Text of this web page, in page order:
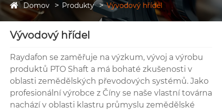
Domov Produkty Vývodový hřídel
Vývodový hřídel
Raydafon se zaměřuje na výzkum, vývoj a výrobu
produktů PTO Shaft a má bohaté zkušenosti v
oblasti zemědělských převodových systémů. Jako
profesionální výrobce z Číny se naše vlastní továrna
nachází v oblasti klastru průmyslu zemědělské